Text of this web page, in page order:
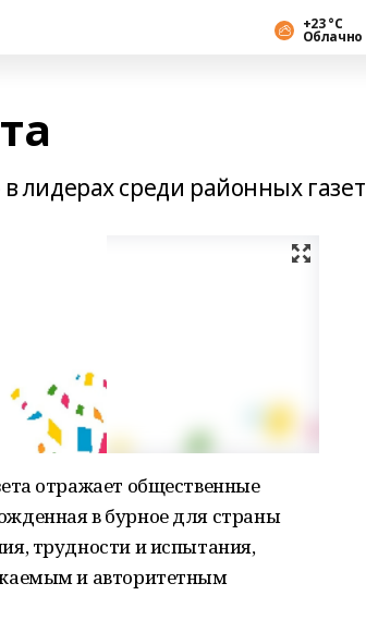
+23 °С
Облачно
лидерах среди районных газет
отражает общественные
в бурное для страны
трудности и испытания,
и авторитетным